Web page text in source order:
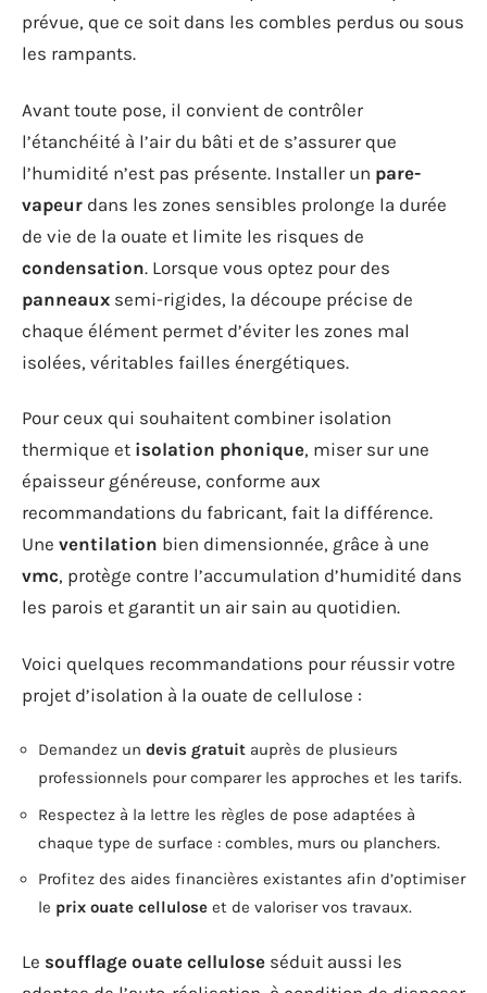
prévue, que ce soit dans les combles perdus ou sous
les rampants.
Avant toute pose, il convient de contrôler
l’étanchéité à l’air du bâti et de s’assurer que
l’humidité n’est pas présente. Installer un pare-
vapeur dans les zones sensibles prolonge la durée
de vie de la ouate et limite les risques de
condensation. Lorsque vous optez pour des
panneaux semi-rigides, la découpe précise de
chaque élément permet d’éviter les zones mal
isolées, véritables failles énergétiques.
Pour ceux qui souhaitent combiner isolation
thermique et isolation phonique, miser sur une
épaisseur généreuse, conforme aux
recommandations du fabricant, fait la différence.
Une ventilation bien dimensionnée, grâce à une
vmc, protège contre l’accumulation d’humidité dans
les parois et garantit un air sain au quotidien.
Voici quelques recommandations pour réussir votre
projet d’isolation à la ouate de cellulose :
Demandez un devis gratuit auprès de plusieurs
professionnels pour comparer les approches et les tarifs.
Respectez à la lettre les règles de pose adaptées à
chaque type de surface : combles, murs ou planchers.
Profitez des aides financières existantes afin d’optimiser
le prix ouate cellulose et de valoriser vos travaux.
Le soufflage ouate cellulose séduit aussi les